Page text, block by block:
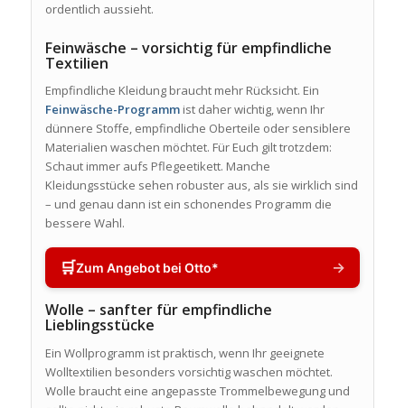
ordentlich aussieht.
Feinwäsche – vorsichtig für empfindliche
Textilien
Empfindliche Kleidung braucht mehr Rücksicht. Ein
Feinwäsche-Programmist daher wichtig, wenn Ihr
dünnere Stoffe, empfindliche Oberteile oder sensiblere
Materialien waschen möchtet. Für Euch gilt trotzdem:
Schaut immer aufs Pflegeetikett. Manche
Kleidungsstücke sehen robuster aus, als sie wirklich sind
– und genau dann ist ein schonendes Programm die
bessere Wahl.
🛒Zum Angebot bei Otto* →
Wolle – sanfter für empfindliche
Lieblingsstücke
Ein Wollprogramm ist praktisch, wenn Ihr geeignete
Wolltextilien besonders vorsichtig waschen möchtet.
Wolle braucht eine angepasste Trommelbewegung und